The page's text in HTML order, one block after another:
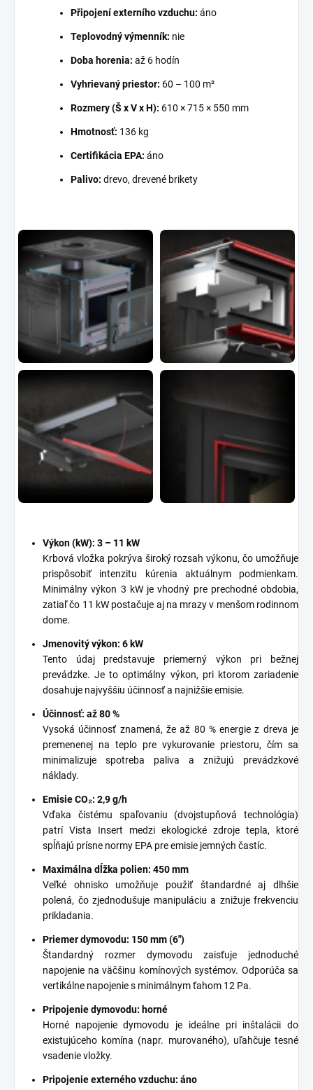
Připojení externího vzduchu: áno
Teplovodný výmenník: nie
Doba horenia: až 6 hodín
Vyhrievaný priestor: 60 – 100 m²
Rozmery (Š x V x H): 610 × 715 × 550 mm
Hmotnosť: 136 kg
Certifikácia EPA: áno
Palivo: drevo, drevené brikety
Výkon (kW): 3 – 11 kW
Krbová vložka pokrýva široký rozsah výkonu, čo umožňuje
prispôsobiť intenzitu kúrenia aktuálnym podmienkam.
Minimálny výkon 3 kW je vhodný pre prechodné obdobia,
zatiaľ čo 11 kW postačuje aj na mrazy v menšom rodinnom
dome.
Jmenovitý výkon: 6 kW
Tento údaj predstavuje priemerný výkon pri bežnej
prevádzke. Je to optimálny výkon, pri ktorom zariadenie
dosahuje najvyššiu účinnosť a najnižšie emisie.
Účinnosť: až 80 %
Vysoká účinnosť znamená, že až 80 % energie z dreva je
premenenej na teplo pre vykurovanie priestoru, čím sa
minimalizuje spotreba paliva a znižujú prevádzkové
náklady.
Emisie CO₂: 2,9 g/h
Vďaka čistému spaľovaniu (dvojstupňová technológia)
patrí Vista Insert medzi ekologické zdroje tepla, ktoré
spĺňajú prísne normy EPA pre emisie jemných častíc.
Maximálna dĺžka polien: 450 mm
Veľké ohnisko umožňuje použiť štandardné aj dlhšie
polená, čo zjednodušuje manipuláciu a znižuje frekvenciu
prikladania.
Priemer dymovodu: 150 mm (6")
Štandardný rozmer dymovodu zaisťuje jednoduché
napojenie na väčšinu komínových systémov. Odporúča sa
vertikálne napojenie s minimálnym ťahom 12 Pa.
Pripojenie dymovodu: horné
Horné napojenie dymovodu je ideálne pri inštalácii do
existujúceho komína (napr. murovaného), uľahčuje tesné
vsadenie vložky.
Pripojenie externého vzduchu: áno